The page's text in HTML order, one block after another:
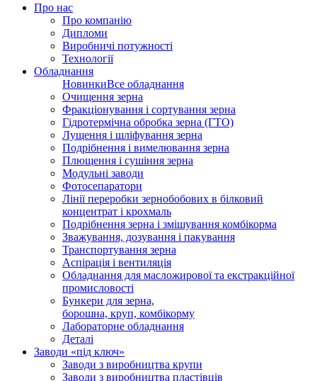
Про нас
Про компанію
Дипломи
Виробничі потужності
Технології
Обладнання
НовинкиВсе обладнання
Очищення зерна
Фракціонування і сортування зерна
Гідротермічна обробка зерна (ГТО)
Лущення і шліфування зерна
Подрібнення і вимелювання зерна
Плющення і сушіння зерна
Модульні заводи
Фотосепаратори
Лінії переробки зернобобових в білковий
концентрат і крохмаль
Подрібнення зерна і змішування комбікорма
Зважування, дозування і пакування
Транспортування зерна
Аспірація і вентиляція
Обладнання для масложирової та екстракційної
промисловості
Бункери для зерна,
борошна, круп, комбікорму
Лабораторне обладнання
Деталі
Заводи «під ключ»
Заводи з виробництва крупи
Заводи з виробництва пластівців